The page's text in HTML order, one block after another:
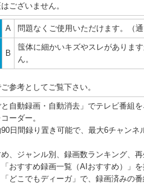
ございません。
A 問題なくご使用いただけます。（通
B
筺体に細かいキズやスレがありま
ん。
参考としてご覧下さい。
と自動録画・自動消去」でテレビ番組
ーダー。
90日間録り置き可能で、最大6チャン
、ジャンル別、録画数ランキング、
おすすめ録画一覧（AIおすすめ）」を
「どこでもディーガ」で、録画済みの